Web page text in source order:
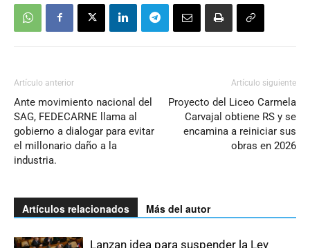
Artículo anterior
Ante movimiento nacional del
SAG, FEDECARNE llama al
gobierno a dialogar para evitar
el millonario daño a la
industria.
Artículo siguiente
Proyecto del Liceo Carmela
Carvajal obtiene RS y se
encamina a reiniciar sus
obras en 2026
Artículos relacionados Más del autor
Lanzan idea para suspender la Ley